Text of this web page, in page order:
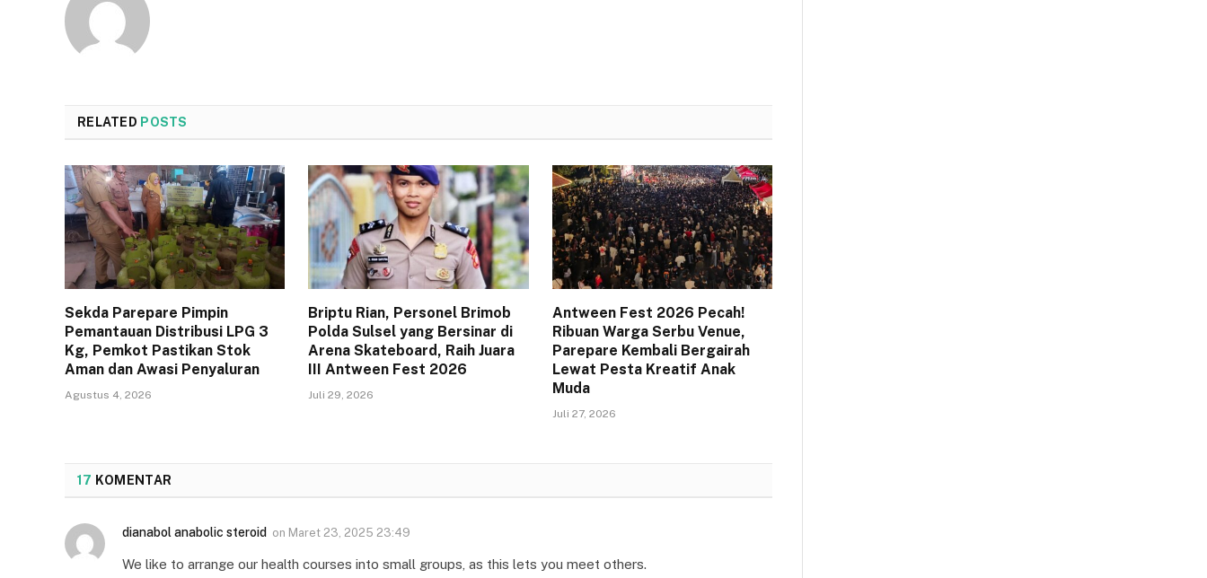
RELATED POSTS
Sekda Parepare Pimpin
Pemantauan Distribusi LPG 3
Kg, Pemkot Pastikan Stok
Aman dan Awasi Penyaluran
Agustus 4, 2026
Briptu Rian, Personel Brimob
Polda Sulsel yang Bersinar di
Arena Skateboard, Raih Juara
III Antween Fest 2026
Juli 29, 2026
Antween Fest 2026 Pecah!
Ribuan Warga Serbu Venue,
Parepare Kembali Bergairah
Lewat Pesta Kreatif Anak
Muda
Juli 27, 2026
17 KOMENTAR
dianabol anabolic steroid on Maret 23, 2025 23:49
We like to arrange our health courses into small groups, as this lets you meet others.